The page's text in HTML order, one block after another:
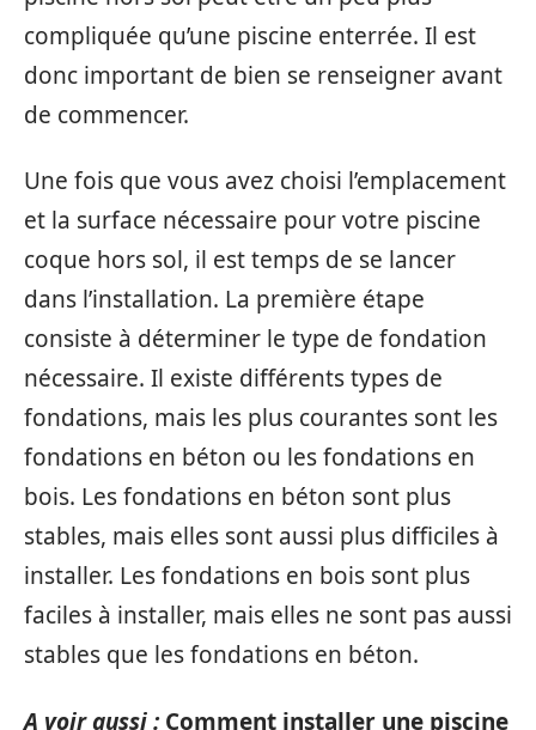
compliquée qu’une piscine enterrée. Il est
donc important de bien se renseigner avant
de commencer.
Une fois que vous avez choisi l’emplacement
et la surface nécessaire pour votre piscine
coque hors sol, il est temps de se lancer
dans l’installation. La première étape
consiste à déterminer le type de fondation
nécessaire. Il existe différents types de
fondations, mais les plus courantes sont les
fondations en béton ou les fondations en
bois. Les fondations en béton sont plus
stables, mais elles sont aussi plus difficiles à
installer. Les fondations en bois sont plus
faciles à installer, mais elles ne sont pas aussi
stables que les fondations en béton.
A voir aussi : Comment installer une piscine